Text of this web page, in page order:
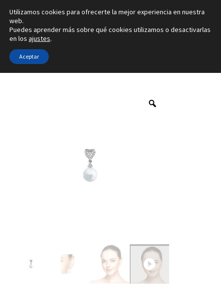
Ir
a
la
navegación
Ir
al
contenido
Inicio
Inicio Marca
Utilizamos cookies para ofrecerte la mejor experiencia en nuestra
web.
Puedes aprender más sobre qué cookies utilizamos o desactivarlas
en los ajustes.
Aceptar